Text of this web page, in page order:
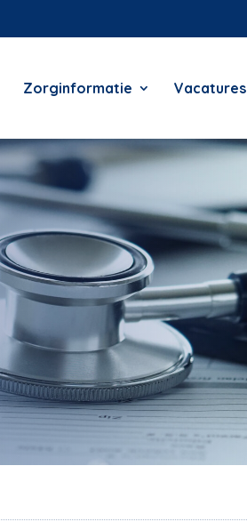
Zorginformatie Vacatures